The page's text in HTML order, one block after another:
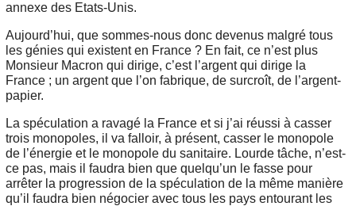
annexe des Etats-Unis.
Aujourd’hui, que sommes-nous donc devenus malgré tous
les génies qui existent en France ? En fait, ce n’est plus
Monsieur Macron qui dirige, c’est l’argent qui dirige la
France ; un argent que l’on fabrique, de surcroît, de l’argent-
papier.
La spéculation a ravagé la France et si j’ai réussi à casser
trois monopoles, il va falloir, à présent, casser le monopole
de l’énergie et le monopole du sanitaire. Lourde tâche, n’est-
ce pas, mais il faudra bien que quelqu’un le fasse pour
arrêter la progression de la spéculation de la même manière
qu’il faudra bien négocier avec tous les pays entourant les